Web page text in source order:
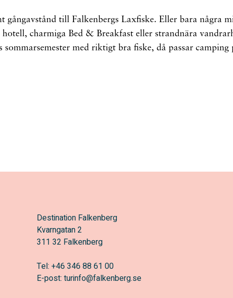
gångavstånd till Falkenbergs Laxfiske. Eller bara några
charmiga Bed & Breakfast eller strandnära
med riktigt bra fiske, då passar camping
Destination Falkenberg
Kvarngatan 2
311 32 Falkenberg
Tel:+46 346 88 61 00
E-post:turinfo@falkenberg.se